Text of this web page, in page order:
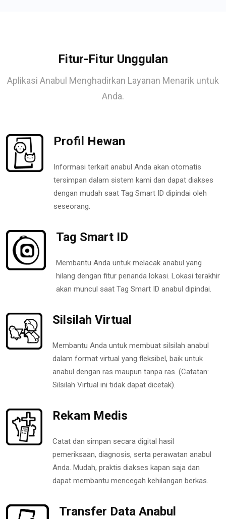
Fitur-Fitur Unggulan
Aplikasi Anabul Menghadirkan Layanan Menarik untuk
Anda.
Profil Hewan
Informasi terkait anabul Anda akan otomatis
tersimpan dalam sistem kami dan dapat diakses
dengan mudah saat Tag Smart ID dipindai oleh
seseorang.
Tag Smart ID
Membantu Anda untuk melacak anabul yang
hilang dengan fitur penanda lokasi. Lokasi terakhir
akan muncul saat Tag Smart ID anabul dipindai.
Silsilah Virtual
Membantu Anda untuk membuat silsilah anabul
dalam format virtual yang fleksibel, baik untuk
anabul dengan ras maupun tanpa ras. (Catatan:
Silsilah Virtual ini tidak dapat dicetak).
Rekam Medis
Catat dan simpan secara digital hasil
pemeriksaan, diagnosis, serta perawatan anabul
Anda. Mudah, praktis diakses kapan saja dan
dapat membantu mencegah kehilangan berkas.
Transfer Data Anabul